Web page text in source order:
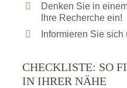
Denken Sie in
Ihre Recherche ein!
Informieren Sie
CHECKLISTE: SO
IN IHRER NÄHE